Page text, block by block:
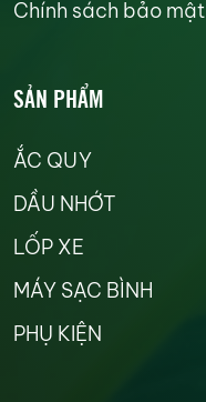
Chính sách bảo mật
SẢN PHẨM
ẮC QUY
DẦU NHỚT
LỐP XE
MÁY SẠC BÌNH
PHỤ KIỆN